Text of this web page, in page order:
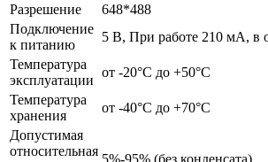
Разрешение
648*488
Подключение
к питанию
5 В, При работе 210 мА, в
Температура
эксплуатации
от -20°C до +50°C
Температура
хранения
от -40°C до +70°C
Допустимая
относительная
5%-95% (без конденсата)